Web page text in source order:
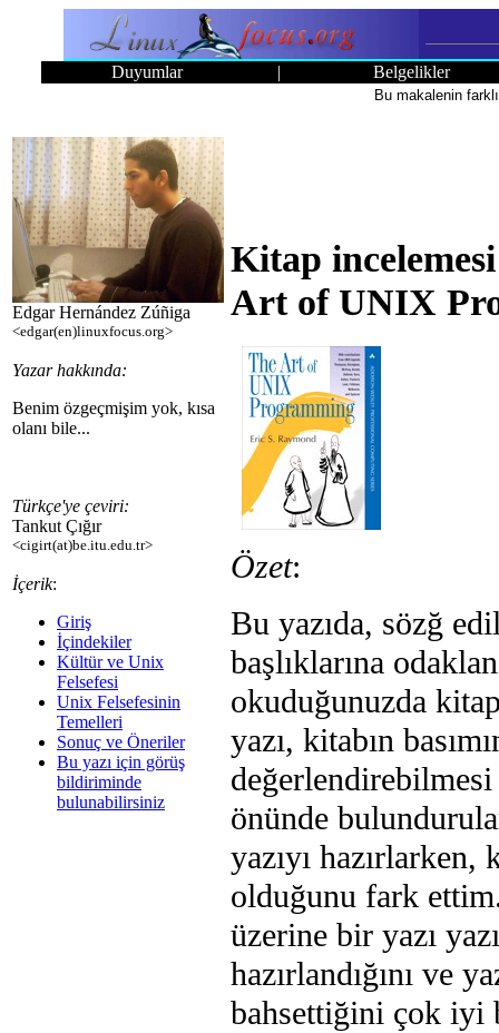
Duyumlar | Belgelikler
Bu makalenin
Edgar Hernández Zúñiga
<edgar(en)linuxfocus.org>
Yazar hakkında:
Benim özgeçmişim yok, kısa
olanı bile...
Türkçe'ye çeviri:
Tankut Çığır
<cigirt(at)be.itu.edu.tr>
İçerik:
Giriş
İçindekiler
Kültür ve Unix
Felsefesi
Unix Felsefesinin
Temelleri
Sonuç ve Öneriler
Bu yazı için görüş
bildiriminde
bulunabilirsiniz
Kitap
Art of UNIX
Özet:
Bu yazıda, sözğ
başlıklarına
okuduğunuzda
yazı, kitabın
değerlendirebilmesi
önünde
yazıyı
olduğunu fark
üzerine bir yazı
hazırlandığını ve
bahsettiğini çok